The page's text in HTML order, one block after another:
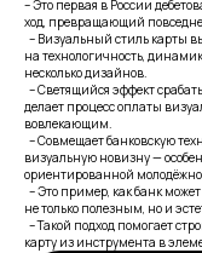
– Это первая в России
ход, превращающий
– Визуальный стиль карты
на технологичность,
несколько дизайнов.
– Светящийся эффект
делает процесс оплаты
вовлекающим.
– Совмещает банковскую
визуальную новизну —
ориентированной
– Это пример, как банк
не только полезным, но и
– Такой подход помогает
карту из инструмента в